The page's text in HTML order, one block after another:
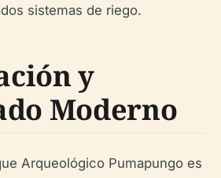
sistemas de riego.
y
Moderno
Arqueológico Pumapungo es